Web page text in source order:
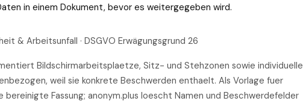
in einem Dokument, bevor es weitergegeben wird.
& Arbeitsunfall · DSGVO Erwägungsgrund 26
Bildschirmarbeitsplaetze, Sitz- und Stehzonen sowie individuelle
weil sie konkrete Beschwerden enthaelt. Als Vorlage fuer
Fassung; anonym.plus loescht Namen und Beschwerdefelder